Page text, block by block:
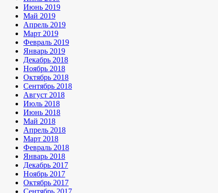
Июнь 2019
Май 2019
Апрель 2019
Март 2019
Февраль 2019
Январь 2019
Декабрь 2018
Ноябрь 2018
Октябрь 2018
Сентябрь 2018
Август 2018
Июль 2018
Июнь 2018
Май 2018
Апрель 2018
Март 2018
Февраль 2018
Январь 2018
Декабрь 2017
Ноябрь 2017
Октябрь 2017